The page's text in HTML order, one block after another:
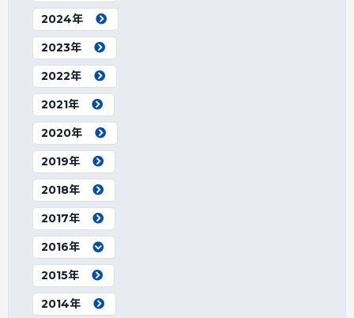
2024年
2023年
2022年
2021年
2020年
2019年
2018年
2017年
2016年
2015年
2014年